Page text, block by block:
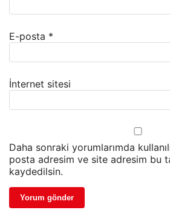
E-posta *
İnternet sitesi
Daha sonraki yorumlarımda
posta adresim ve site adresim bu
kaydedilsin.